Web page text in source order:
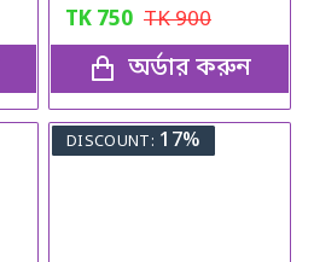
TK 750 TK900
অর্ডার করুন
DISCOUNT: 17%